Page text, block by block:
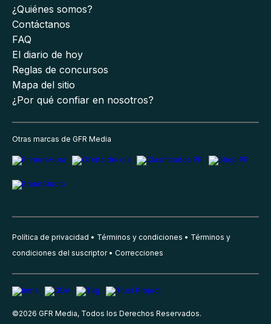
¿Quiénes somos?
Contáctanos
FAQ
El diario de hoy
Reglas de concursos
Mapa del sitio
¿Por qué confiar en nosotros?
Otras marcas de GFR Media
Política de privacidad Términos y condiciones
Términos y
condiciones del suscriptor
Correcciones
©2026 GFR Media, Todos los Derechos Reservados.